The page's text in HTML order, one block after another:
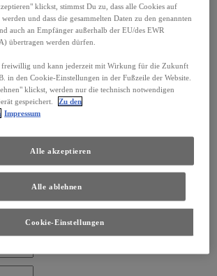
klickst, stimmst Du zu, dass alle Cookies auf
und dass die gesammelten Daten zu den genannten
auch an Empfänger außerhalb der EU/des EWR
übertragen werden dürfen.
und kann jederzeit mit Wirkung für die Zukunft
in den Cookie-Einstellungen in der Fußzeile der Website.
klickst, werden nur die technisch notwendigen
gespeichert.
Zu den
Impressum
Cookie-Einstellungen
Alle ablehnen
Alle akzeptieren